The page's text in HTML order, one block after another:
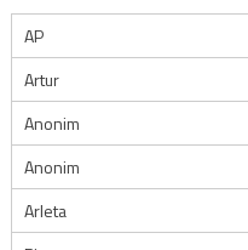
AP
Artur
Anonim
Anonim
Arleta